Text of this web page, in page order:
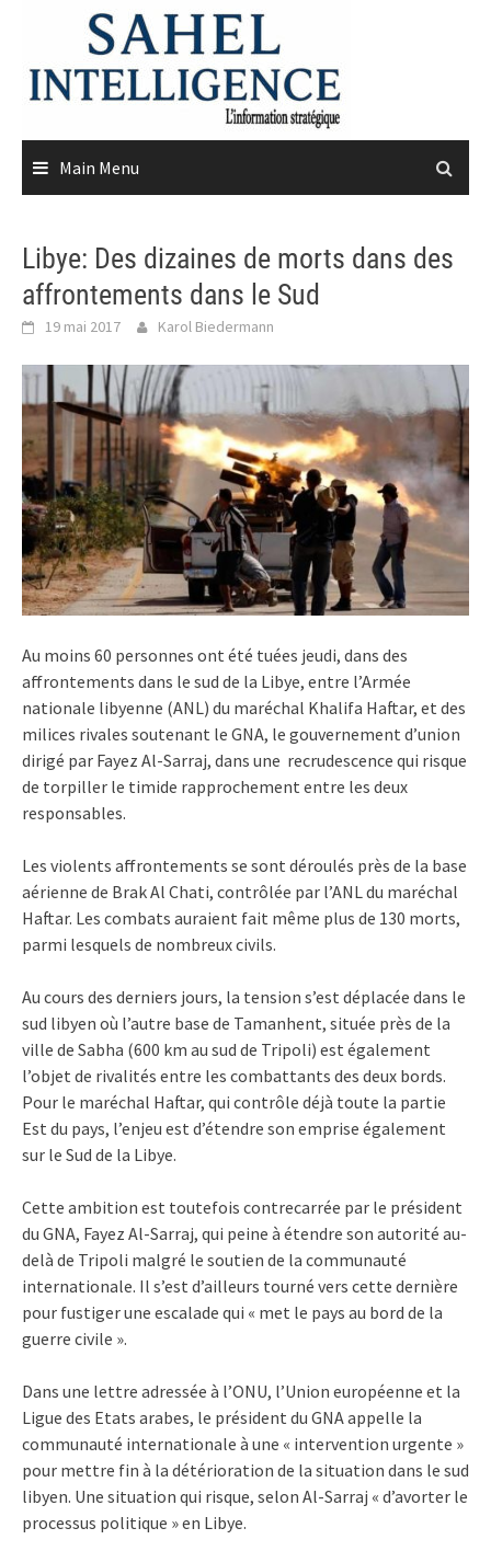
content
Main Menu
Libye: Des dizaines de morts dans des
affrontements dans le Sud
19 mai 2017 Karol Biedermann
Au moins 60 personnes ont été tuées jeudi, dans des
affrontements dans le sud de la Libye, entre l’Armée
nationale libyenne (ANL) du maréchal Khalifa Haftar, et des
milices rivales soutenant le GNA, le gouvernement d’union
dirigé par Fayez Al-Sarraj, dans une recrudescence qui risque
de torpiller le timide rapprochement entre les deux
responsables.
Les violents affrontements se sont déroulés près de la base
aérienne de Brak Al Chati, contrôlée par l’ANL du maréchal
Haftar. Les combats auraient fait même plus de 130 morts,
parmi lesquels de nombreux civils.
Au cours des derniers jours, la tension s’est déplacée dans le
sud libyen où l’autre base de Tamanhent, située près de la
ville de Sabha (600 km au sud de Tripoli) est également
l’objet de rivalités entre les combattants des deux bords.
Pour le maréchal Haftar, qui contrôle déjà toute la partie
Est du pays, l’enjeu est d’étendre son emprise également
sur le Sud de la Libye.
Cette ambition est toutefois contrecarrée par le président
du GNA, Fayez Al-Sarraj, qui peine à étendre son autorité au-
delà de Tripoli malgré le soutien de la communauté
internationale. Il s’est d’ailleurs tourné vers cette dernière
pour fustiger une escalade qui « met le pays au bord de la
guerre civile ».
Dans une lettre adressée à l’ONU, l’Union européenne et la
Ligue des Etats arabes, le président du GNA appelle la
communauté internationale à une « intervention urgente »
pour mettre fin à la détérioration de la situation dans le sud
libyen. Une situation qui risque, selon Al-Sarraj « d’avorter le
processus politique » en Libye.